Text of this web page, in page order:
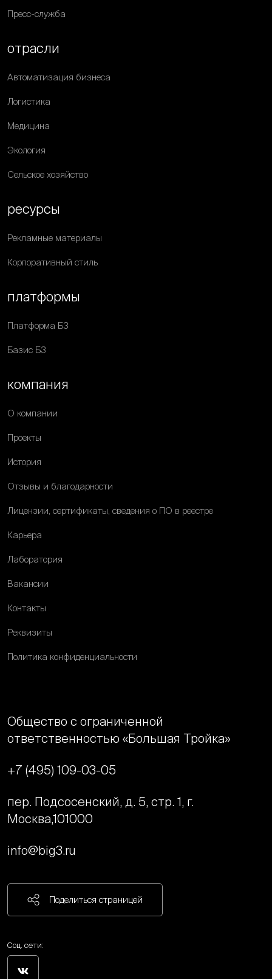
Пресс-служба
отрасли
Автоматизация бизнеса
Логистика
Медицина
Экология
Сельское хозяйство
ресурсы
Рекламные материалы
Корпоративный стиль
платформы
Платформа Б3
Базис Б3
компания
О компании
Проекты
История
Отзывы и благодарности
Лицензии, сертификаты, сведения о ПО в реестре
Карьера
Лаборатория
Вакансии
Контакты
Реквизиты
Политика конфиденциальности
Общество с ограниченной
ответственностью «Большая Тройка»
+7 (495) 109-03-05
пер. Подсосенский, д. 5, стр. 1, г.
Москва,101000
info@big3.ru
Поделиться страницей
Соц. сети: